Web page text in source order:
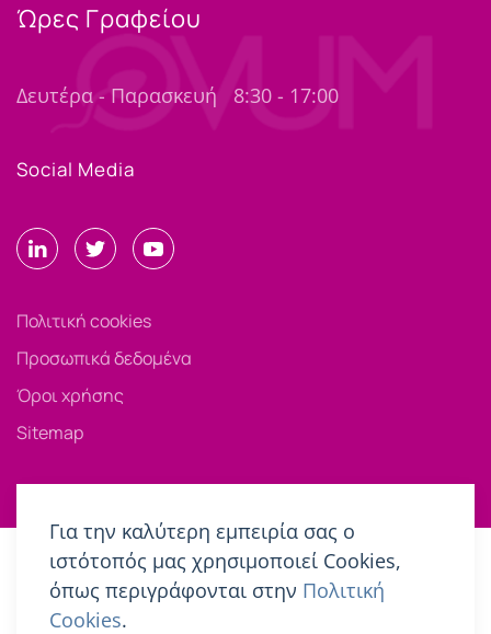
Ώρες Γραφείου
Δευτέρα - Παρασκευή 8:30 - 17:00
Social Media
Πολιτική cookies
Προσωπικά δεδομένα
Όροι χρήσης
Sitemap
Για την καλύτερη εμπειρία σας ο
ιστότοπός μας χρησιμοποιεί Cookies,
όπως περιγράφονται στην Πολιτική
Cookies.